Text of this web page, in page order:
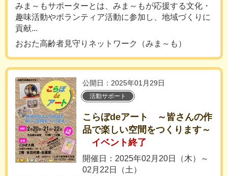
みま～もサポーターとは、みま～もが応援する文化・
趣味活動やボランティア活動に参加し、地域づくりに
貢献...
おおた高齢者見守りネットワーク（みま～も）
公開日：2025年01月29日
活動サポート
こらぼdeアート ～皆さんの作
品で楽しい空間をつくります～
イベント終了
開催日：2025年02月20日（木）～
02月22日（土）